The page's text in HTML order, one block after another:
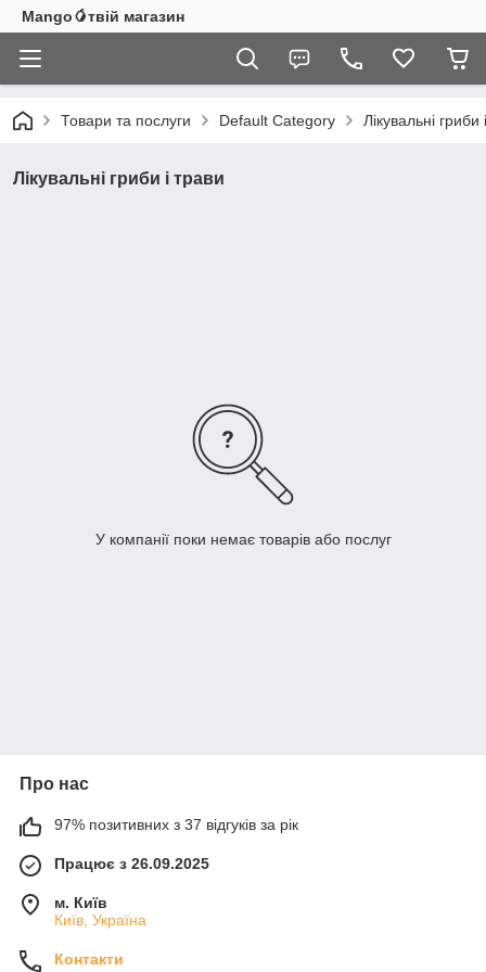
Mango🥭твій магазин
Товари та послуги Default Category Лікувальні гриби
Лікувальні гриби і трави
У компанії поки немає товарів або послуг
Про нас
97% позитивних з 37 відгуків за рік
Працює з 26.09.2025
м. Київ
Київ, Україна
Контакти